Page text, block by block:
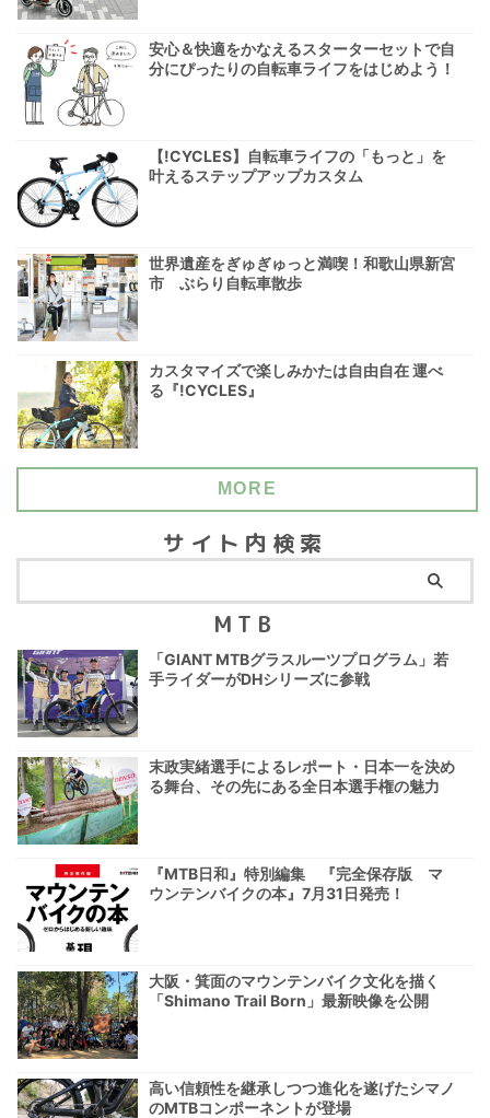
安心＆快適をかなえるスターターセットで自
分にぴったりの自転車ライフをはじめよう！
【!CYCLES】自転車ライフの「もっと」を
叶えるステップアップカスタム
世界遺産をぎゅぎゅっと満喫！和歌山県新宮
市 ぶらり自転車散歩
カスタマイズで楽しみかたは自由自在 運べ
る『!CYCLES』
MORE
サイト内検索
MTB
「GIANT MTBグラスルーツプログラム」若
手ライダーがDHシリーズに参戦
末政実緒選手によるレポート・日本一を決め
る舞台、その先にある全日本選手権の魅力
『MTB日和』特別編集 『完全保存版 マ
ウンテンバイクの本』7月31日発売！
大阪・箕面のマウンテンバイク文化を描く
「Shimano Trail Born」最新映像を公開
高い信頼性を継承しつつ進化を遂げたシマノ
のMTBコンポーネントが登場